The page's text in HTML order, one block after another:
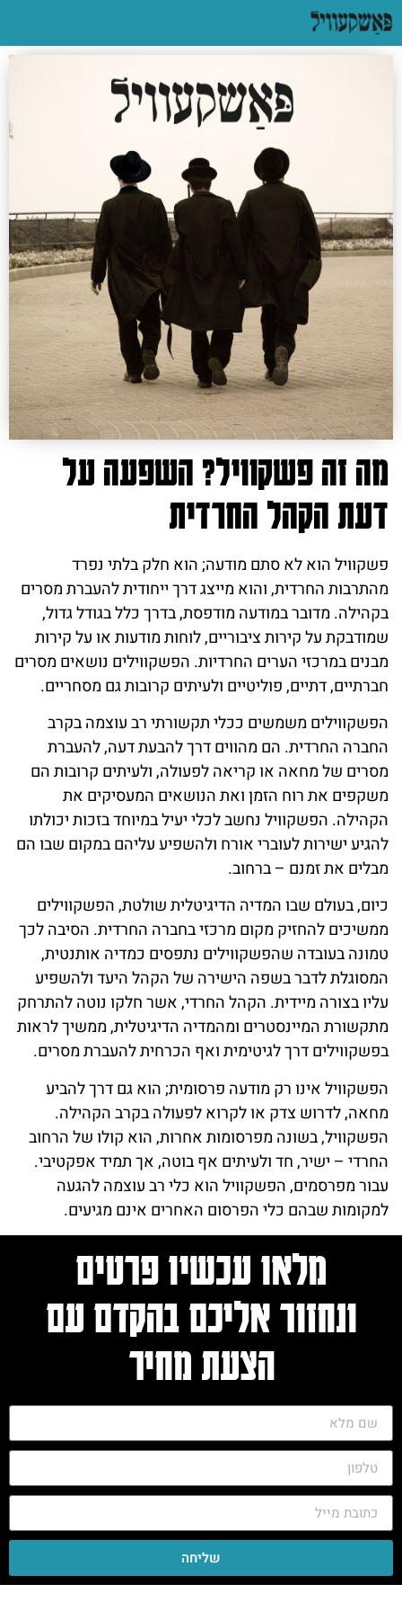
מה זה פשקוויל? השפעה על
דעת הקהל החרדית
פשקוויל הוא לא סתם מודעה; הוא חלק בלתי נפרד
מהתרבות החרדית, והוא מייצג דרך ייחודית להעברת מסרים
בקהילה. מדובר במודעה מודפסת, בדרך כלל בגודל גדול,
שמודבקת על קירות ציבוריים, לוחות מודעות או על קירות
מבנים במרכזי הערים החרדיות. הפשקווילים נושאים מסרים
חברתיים, דתיים, פוליטיים ולעיתים קרובות גם מסחריים.
הפשקווילים משמשים ככלי תקשורתי רב עוצמה בקרב
החברה החרדית. הם מהווים דרך להבעת דעה, להעברת
מסרים של מחאה או קריאה לפעולה, ולעיתים קרובות הם
משקפים את רוח הזמן ואת הנושאים המעסיקים את
הקהילה. הפשקוויל נחשב לכלי יעיל במיוחד בזכות יכולתו
להגיע ישירות לעוברי אורח ולהשפיע עליהם במקום שבו הם
מבלים את זמנם – ברחוב.
כיום, בעולם שבו המדיה הדיגיטלית שולטת, הפשקווילים
ממשיכים להחזיק מקום מרכזי בחברה החרדית. הסיבה לכך
טמונה בעובדה שהפשקווילים נתפסים כמדיה אותנטית,
המסוגלת לדבר בשפה הישירה של הקהל היעד ולהשפיע
עליו בצורה מיידית. הקהל החרדי, אשר חלקו נוטה להתרחק
מתקשורת המיינסטרים ומהמדיה הדיגיטלית, ממשיך לראות
בפשקווילים דרך לגיטימית ואף הכרחית להעברת מסרים.
הפשקוויל אינו רק מודעה פרסומית; הוא גם דרך להביע
מחאה, לדרוש צדק או לקרוא לפעולה בקרב הקהילה.
הפשקוויל, בשונה מפרסומות אחרות, הוא קולו של הרחוב
החרדי – ישיר, חד ולעיתים אף בוטה, אך תמיד אפקטיבי.
עבור מפרסמים, הפשקוויל הוא כלי רב עוצמה להגעה
למקומות שבהם כלי הפרסום האחרים אינם מגיעים.
מלאו עכשיו פרטים
ונחזור אליכם בהקדם עם
הצעת מחיר
שליחה